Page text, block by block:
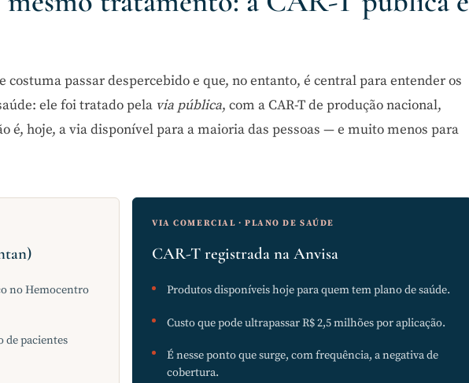
costuma passar despercebido e que, no entanto, é central para entender os
ele foi tratado pela via pública, com a CAR-T de produção nacional,
é, hoje, a via disponível para a maioria das pessoas — e muito menos para
no Hemocentro
de pacientes
VIA COMERCIAL · PLANO DE SAÚDE
CAR-T registrada na Anvisa
Produtos disponíveis hoje para quem tem plano de saúde.
Custo que pode ultrapassar R$ 2,5 milhões por aplicação.
É nesse ponto que surge, com frequência, a negativa de
cobertura.